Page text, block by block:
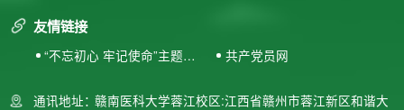
友情链接
“不忘初心 牢记使命”主题教
共产党员网
通讯地址：赣南医科大学蓉江校区:江西省赣州市蓉江新区和谐大